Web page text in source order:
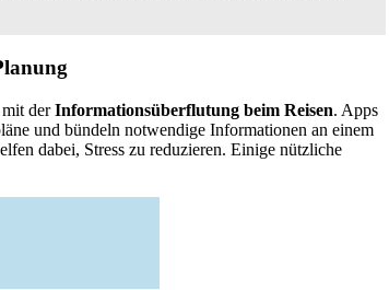
derInformationsüberflutung beim Reisen. Apps
und bündeln notwendige Informationen an einem
dabei, Stress zu reduzieren. Einige nützliche